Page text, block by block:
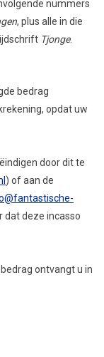
nummers
, plus alle in die
Tjonge.
bedrag
opdat uw
door dit te
) of aan de
dat deze incasso
ontvangt u in